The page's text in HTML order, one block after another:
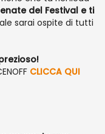
del Festival e ti
sarai ospite di tutti
CLICCA QUI